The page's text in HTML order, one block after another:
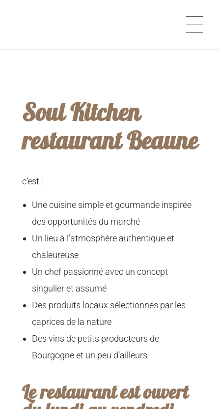
Soul Kitchen
restaurant Beaune
c’est :
Une cuisine simple et gourmande inspirée
des opportunités du marché
Un lieu à l’atmosphère authentique et
chaleureuse
Un chef passionné avec un concept
singulier et assumé
Des produits locaux sélectionnés par les
caprices de la nature
Des vins de petits producteurs de
Bourgogne et un peu d’ailleurs
Le restaurant est ouvert